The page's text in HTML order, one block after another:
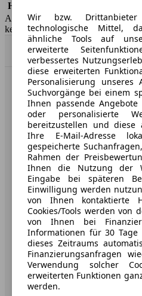
HSN/TSN
AutoScout24 GmbH übernimmt
keine Gewähr.
AutoScout24: Europaweit
Unternehmen
Über AutoScout24
Presse
Karriere
Werbung
AGB
Datenschutz
Impressum
Erklärung zur
Wir bzw. Drittanbieter
technologische Mittel,
ähnliche Tools auf
erweiterte
verbessertes
diese erweiterten
Personalisierung
Suchvorgänge bei einem
Ihnen passende
oder personalisierte
bereitzustellen und diese
Ihre E-Mail-Adresse
gespeicherte
Rahmen der
Ihnen die Nutzung der
Eingabe bei späteren
Einwilligung werden
von Ihnen kontaktierte
Cookies/Tools werden von
von Ihnen bei
Informationen für 30
dieses Zeitraums
Finanzierungsanfragen
Verwendung solcher
erweiterten Funktionen
werden.